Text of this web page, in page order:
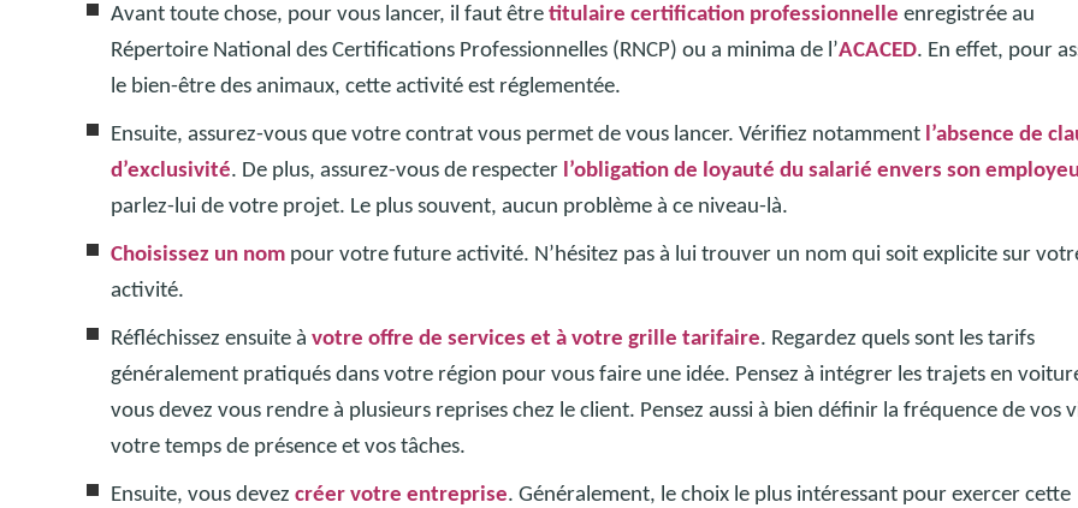
Avant toute chose, pour vous lancer, il faut être titulaire certification professionnelle enregistrée au
Répertoire National des Certifications Professionnelles (RNCP) ou a minima de l’ACACED. En effet, pour
le bien-être des animaux, cette activité est réglementée.
Ensuite, assurez-vous que votre contrat vous permet de vous lancer. Vérifiez notamment l’absence de
d’exclusivité. De plus, assurez-vous de respecter l’obligation de loyauté du salarié envers son
parlez-lui de votre projet. Le plus souvent, aucun problème à ce niveau-là.
Choisissez un nom pour votre future activité. N’hésitez pas à lui trouver un nom qui soit explicite sur
activité.
Réfléchissez ensuite à votre offre de services et à votre grille tarifaire. Regardez quels sont les tarifs
généralement pratiqués dans votre région pour vous faire une idée. Pensez à intégrer les trajets en
vous devez vous rendre à plusieurs reprises chez le client. Pensez aussi à bien définir la fréquence de vos
votre temps de présence et vos tâches.
Ensuite, vous devez créer votre entreprise. Généralement, le choix le plus intéressant pour exercer cette